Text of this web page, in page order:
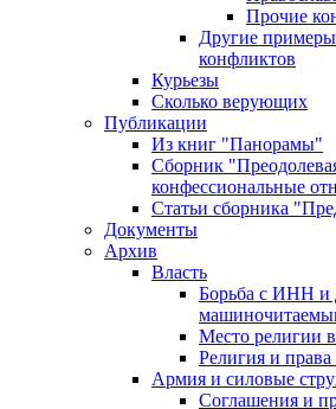
Прочие
Другие примеры
конфликтов
Курьезы
Сколько верующих
Публикации
Из книг "Панорамы"
Сборник
конфессиональные
Статьи сборника
Документы
Архив
Власть
Борьба с ИНН и
Место религии
Религия и права
Армия и силовые
Соглашения и